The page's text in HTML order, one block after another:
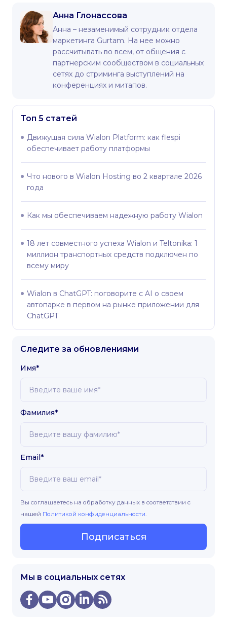
Анна Глонассова
Анна – незаменимый сотрудник отдела
маркетинга Gurtam. На нее можно
рассчитывать во всем, от общения с
партнерским сообществом в социальных
сетях до стриминга выступлений на
конференциях и митапов.
Топ 5 статей
Движущая сила Wialon Platform: как flespi
обеспечивает работу платформы
Что нового в Wialon Hosting во 2 квартале 2026
года
Как мы обеспечиваем надежную работу Wialon
18 лет совместного успеха Wialon и Teltonika: 1
миллион транспортных средств подключен по
всему миру
Wialon в ChatGPT: поговорите с AI о своем
автопарке в первом на рынке приложении для
ChatGPT
Следите за обновлениями
Имя*
Фамилия*
Email*
Вы соглашаетесь на обработку данных в соответствии с
нашей Политикой конфиденциальности
Подписаться
Мы в социальных сетях